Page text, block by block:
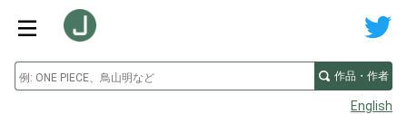
作品・作者
English